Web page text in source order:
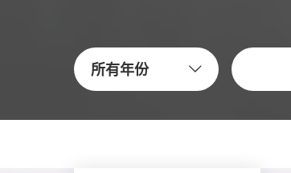
所有年份
關鍵字